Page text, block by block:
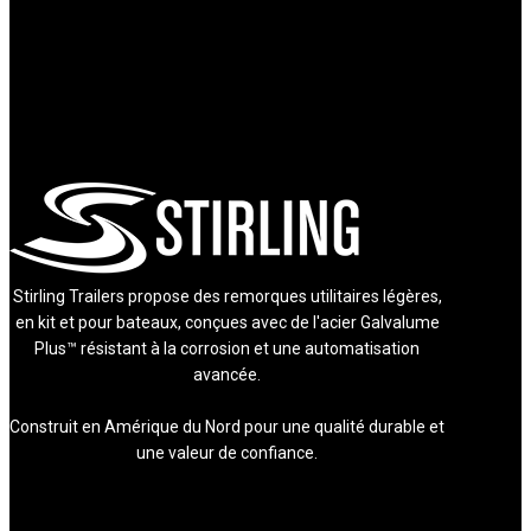
Stirling Trailers propose des remorques utilitaires légères,
en kit et pour bateaux, conçues avec de l'acier Galvalume
Plus™ résistant à la corrosion et une automatisation
avancée.
Construit en Amérique du Nord pour une qualité durable et
une valeur de confiance.